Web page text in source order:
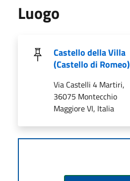
Luogo
Castello della Villa
(Castello di Romeo)
Via Castelli 4 Martiri,
36075 Montecchio
Maggiore VI, Italia